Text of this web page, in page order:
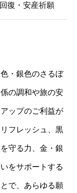
復・安産祈願
・銀色のさるぼ
の調和や旅の安
ップのご利益が
フレッシュ、黒
守る力、金・銀
をサポートする
で、あらゆる願